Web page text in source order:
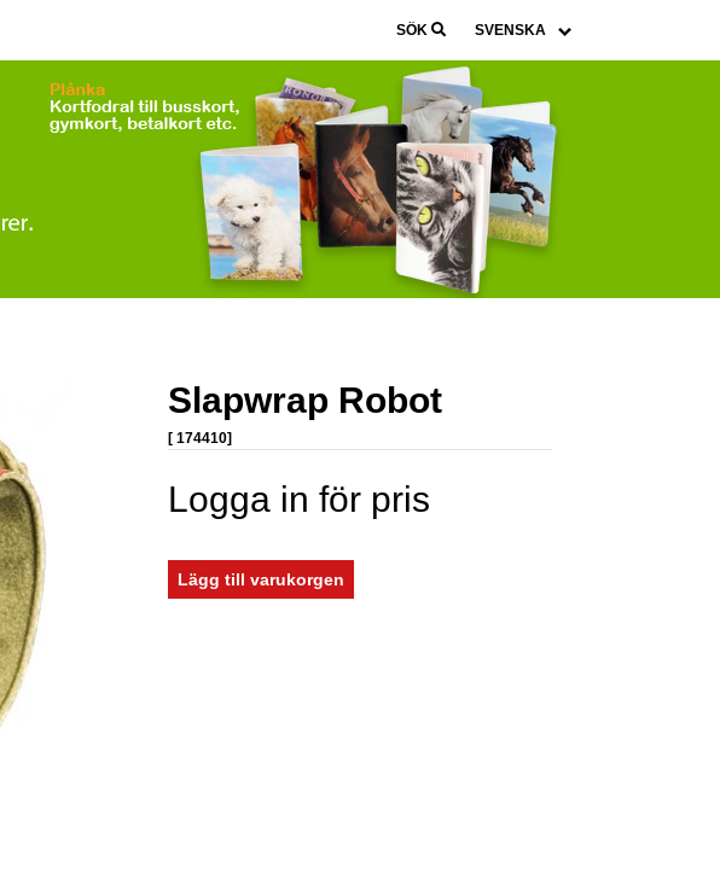
SÖK
Slapwrap Robot
[ 174410]
Logga in för pris